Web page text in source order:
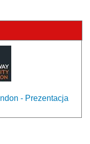
- Prezentacja